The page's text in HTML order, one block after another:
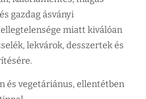
gazdag ásványi
miatt kiválóan
lekvárok, desszertek és
és vegetáriánus, ellentétben